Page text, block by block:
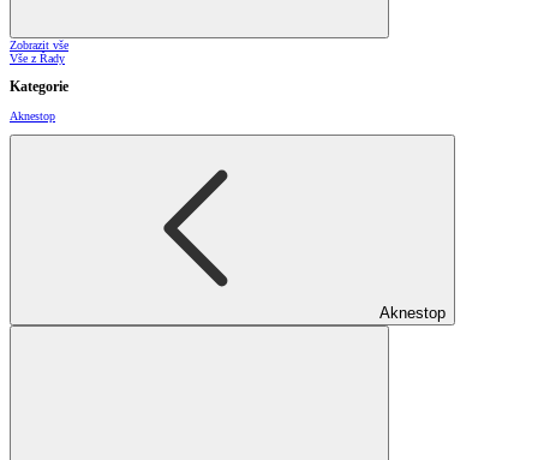
Zobrazit vše
Vše z Řady
Kategorie
Aknestop
Aknestop